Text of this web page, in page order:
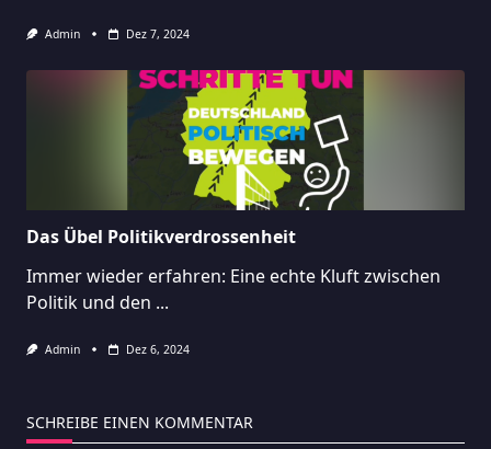
Admin Dez 7, 2024
Das Übel Politikverdrossenheit
Immer wieder erfahren: Eine echte Kluft zwischen
Politik und den ...
Admin Dez 6, 2024
SCHREIBE EINEN KOMMENTAR